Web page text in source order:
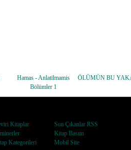
Hamas - Anlatilmamis
Bölümler 1
ÖLÜMÜN BU
Kitaplar
Kategorileri
Son Çıkanlar RSS
Kitap Basım
Mobil Site